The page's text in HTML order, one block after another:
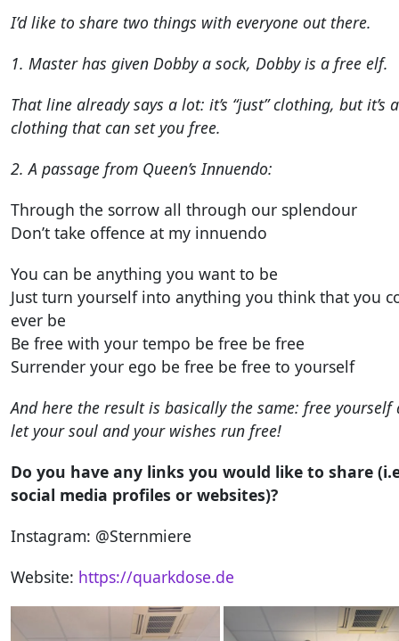
I’d like to share two things with everyone out there.
1. Master has given Dobby a sock, Dobby is a free elf.
That line already says a lot: it’s “just” clothing, but it’s
clothing that can set you free.
2. A passage from Queen’s Innuendo:
Through the sorrow all through our splendour
Don’t take offence at my innuendo
You can be anything you want to be
Just turn yourself into anything you think that you
ever be
Be free with your tempo be free be free
Surrender your ego be free be free to yourself
And here the result is basically the same: free yourself
let your soul and your wishes run free!
Do you have any links you would like to share
social media profiles or websites)?
Instagram: @Sternmiere
Website: https://quarkdose.de